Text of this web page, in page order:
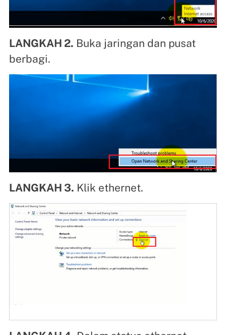
LANGKAH 2. Buka jaringan dan pusat
berbagi.
LANGKAH 3. Klik ethernet.